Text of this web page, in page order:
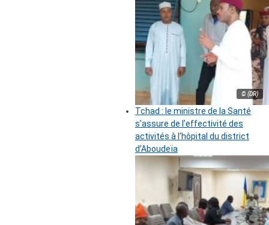
© (DR)
Tchad : le ministre de la Santé
s’assure de l’effectivité des
activités à l’hôpital du district
d’Aboudeïa